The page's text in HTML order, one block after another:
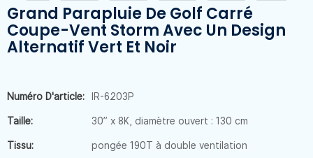
Grand Parapluie De Golf Carré
Coupe-Vent Storm Avec Un Design
Alternatif Vert Et Noir
Numéro D'article: IR-6203P
Taille: 30” x 8K, diamètre ouvert : 130 cm
Tissu: pongée 190T à double ventilation